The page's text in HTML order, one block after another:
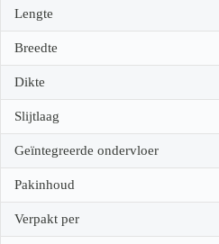
Lengte
Breedte
Dikte
Slijtlaag
Geïntegreerde ondervloer
Pakinhoud
Verpakt per